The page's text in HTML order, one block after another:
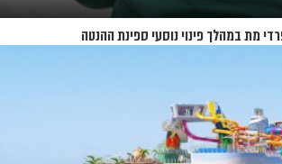
מת במהלך פינוי נוסעי ספינת ההנטה